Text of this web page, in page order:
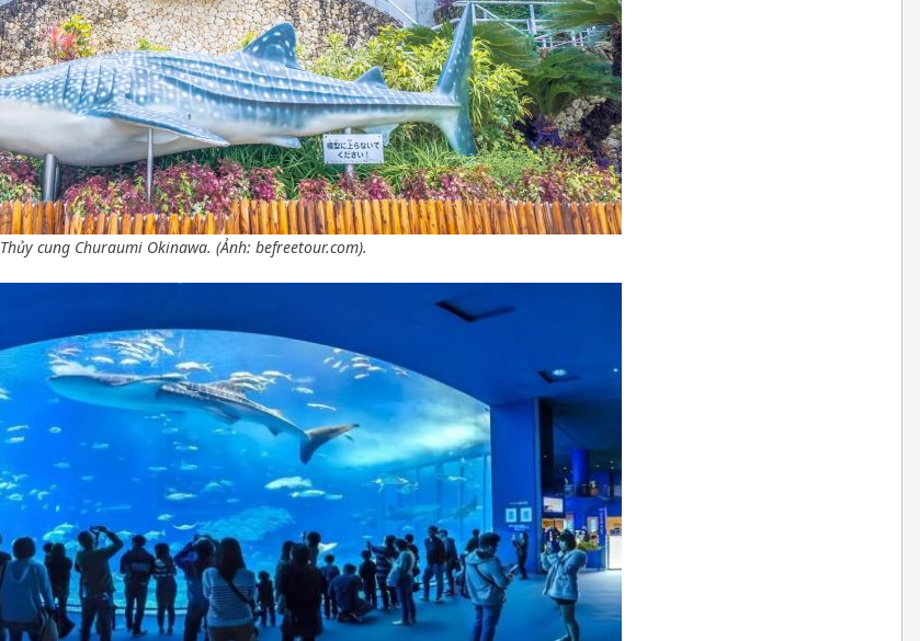
Thủy cung Churaumi Okinawa. (Ảnh: befreetour.com).